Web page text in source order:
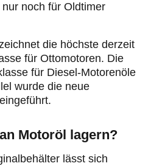
noch für Oldtimer
die höchste derzeit
für Ottomotoren. Die
für Diesel-Motorenöle
wurde die neue
Motoröl lagern?
lässt sich